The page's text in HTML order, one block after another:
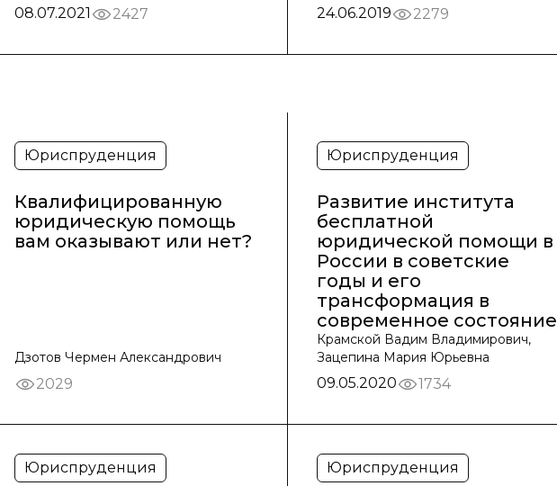
08.07.2021 2427 24.06.2019 2279
Юриспруденция
Квалифицированную
юридическую помощь
вам оказывают или нет?
Дзотов Чермен Александрович
2029
Юриспруденция
Развитие института
бесплатной
юридической помощи в
России в советские
годы и его
трансформация в
современное состояние
Крамской Вадим Владимирович,
Зацепина Мария Юрьевна
09.05.2020 1734
Юриспруденция Юриспруденция